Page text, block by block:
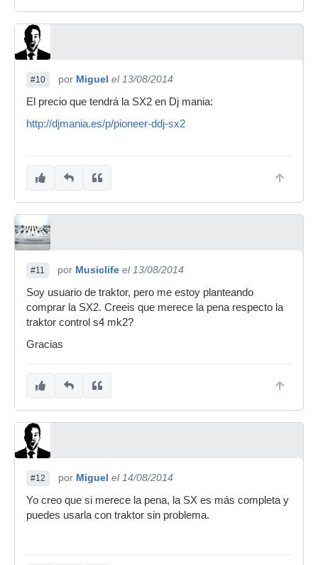
#10 por Miguel el 13/08/2014
El precio que tendrá la SX2 en Dj mania:
http://djmania.es/p/pioneer-ddj-sx2
#11 por Musiclife el 13/08/2014
Soy usuario de traktor, pero me estoy planteando
comprar la SX2. Creeis que merece la pena respecto la
traktor control s4 mk2?
Gracias
#12 por Miguel el 14/08/2014
Yo creo que si merece la pena, la SX es más completa y
puedes usarla con traktor sin problema.